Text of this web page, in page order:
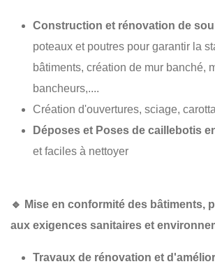
Construction et rénovation de
poteaux et poutres pour garantir la
bâtiments, création de mur banché,
bancheurs,....
Création d'ouvertures, sciage,
Déposes et Poses de caillebotis
et faciles à nettoyer
🔹 Mise en conformité des bâtiments,
aux exigences sanitaires et
Travaux de rénovation et